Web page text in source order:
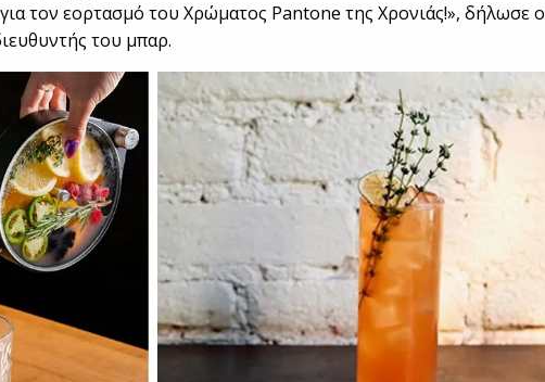
τον εορτασμό του Χρώματος Pantone της Χρονιάς!», δήλωσε ο
του μπαρ.